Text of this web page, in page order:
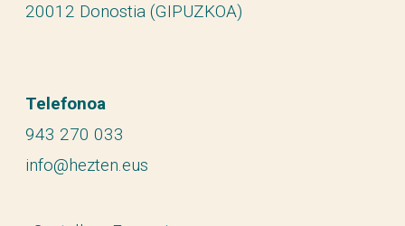
20012 Donostia (GIPUZKOA)
Telefonoa
943 270 033
info@hezten.eus